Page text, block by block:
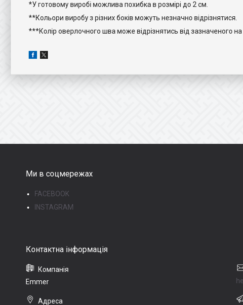
*У готовому виробі можлива похибка в розмірі до 2 см.
**Кольори виробу з різних боків можуть незначно відрізнятися.
***Колір оверлочного шва може відрізнятись від зазначеного на
Ми в соцмережах
FACEBOOK
INSTAGRAM
Emmer